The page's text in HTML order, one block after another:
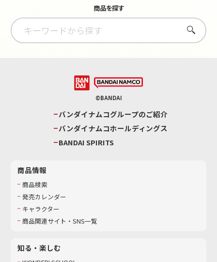
商品を探す
さがす
©BANDAI
バンダイナムコグループのご紹介
バンダイナムコホールディングス
BANDAI SPIRITS
商品情報
商品検索
発売カレンダー
キャラクター
商品関連サイト・SNS一覧
知る・楽しむ